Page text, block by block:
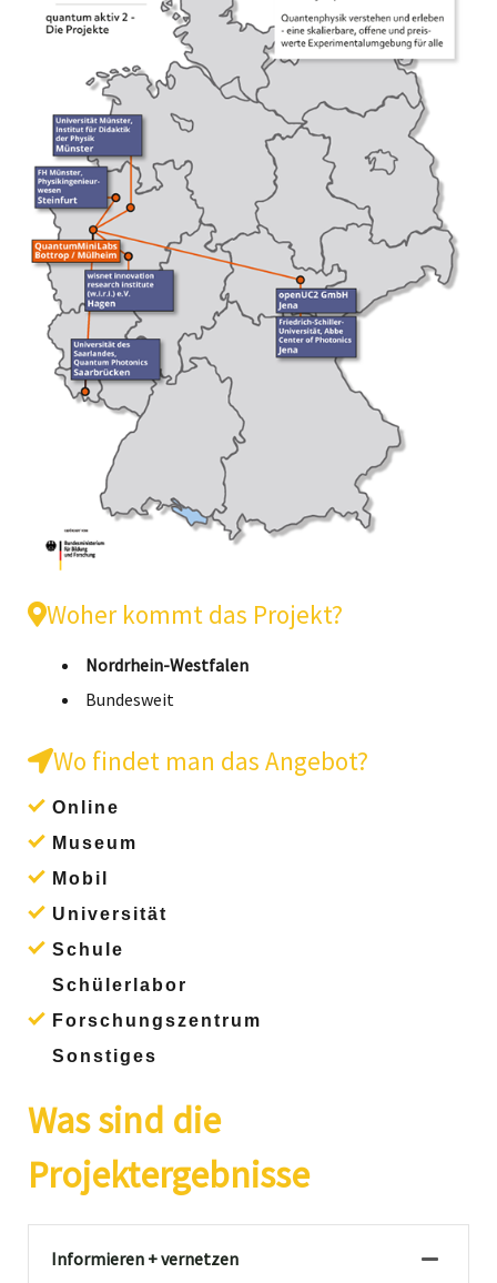
Woher kommt das Projekt?
Nordrhein-Westfalen
Bundesweit
Wo findet man das Angebot?
Online
Museum
Mobil
Universität
Schule
Schülerlabor
Forschungszentrum
Sonstiges
Was sind die
Projektergebnisse
Informieren + vernetzen